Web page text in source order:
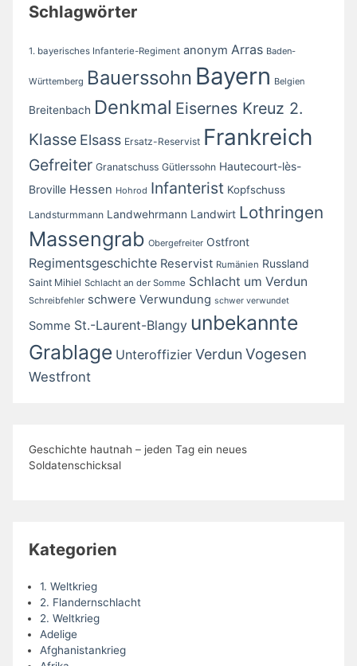
Schlagwörter
1. bayerisches Infanterie-Regiment anonym Arras Baden-
Württemberg Bauerssohn Bayern Belgien
Breitenbach Denkmal Eisernes Kreuz 2.
Klasse Elsass Ersatz-Reservist Frankreich
Gefreiter Granatschuss Gütlerssohn Hautecourt-lès-
Broville Hessen Hohrod Infanterist Kopfschuss
Landsturmmann Landwehrmann Landwirt Lothringen
Massengrab Obergefreiter Ostfront
Regimentsgeschichte Reservist Rumänien Russland
Saint Mihiel Schlacht an der Somme Schlacht um Verdun
Schreibfehler schwere Verwundung schwer verwundet
Somme St.-Laurent-Blangy unbekannte
Grablage Unteroffizier Verdun Vogesen
Westfront
Geschichte hautnah – jeden Tag ein neues
Soldatenschicksal
Kategorien
1. Weltkrieg
2. Flandernschlacht
2. Weltkrieg
Adelige
Afghanistankrieg